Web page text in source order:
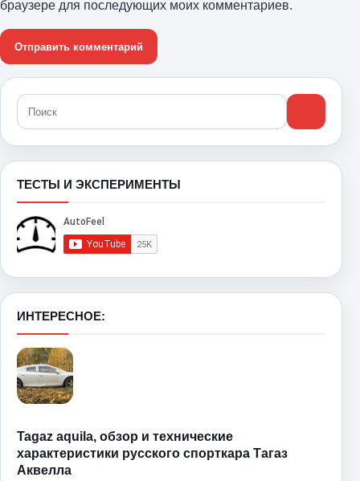
браузере для последующих моих комментариев.
ТЕСТЫ И ЭКСПЕРИМЕНТЫ
ИНТЕРЕСНОЕ:
Tagaz aquila, обзор и технические
характеристики русского спорткара Тагаз
Аквелла